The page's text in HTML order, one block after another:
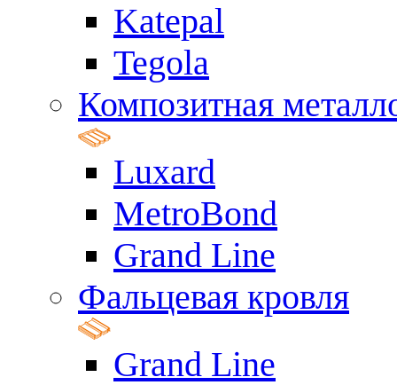
Katepal
Tegola
Композитная
Luxard
MetroBond
Grand Line
Фальцевая кровля
Grand Line